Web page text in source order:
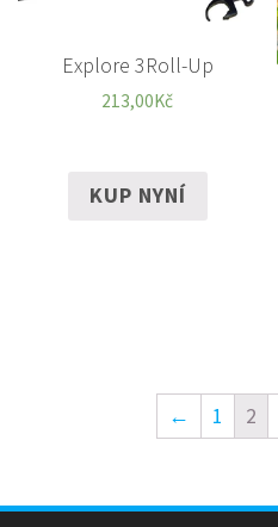
Explore 3Roll-Up
213,00Kč
KUP NYNÍ
← 1 2